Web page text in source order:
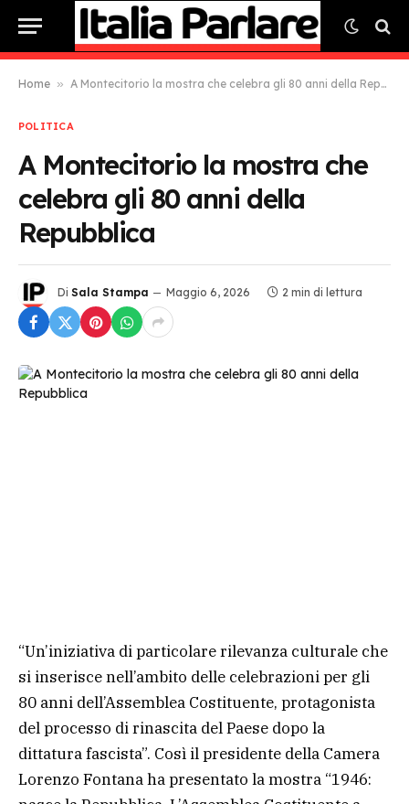
Home » A Montecitorio la mostra che celebra gli 80 anni della Repubblica
POLITICA
A Montecitorio la mostra che
celebra gli 80 anni della
Repubblica
Di Sala Stampa Maggio 6, 2026 2 min di lettura
“Un’iniziativa di particolare rilevanza culturale che
si inserisce nell’ambito delle celebrazioni per gli
80 anni dell’Assemblea Costituente, protagonista
del processo di rinascita del Paese dopo la
dittatura fascista”. Così il presidente della Camera
Lorenzo Fontana ha presentato la mostra “1946: